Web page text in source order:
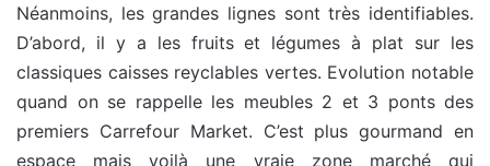
Néanmoins, les grandes lignes sont très identifiables.
D’abord, il y a les fruits et légumes à plat sur les
classiques caisses reyclables vertes. Evolution notable
quand on se rappelle les meubles 2 et 3 ponts des
premiers Carrefour Market. C’est plus gourmand en
espace mais voilà une vraie zone marché qui